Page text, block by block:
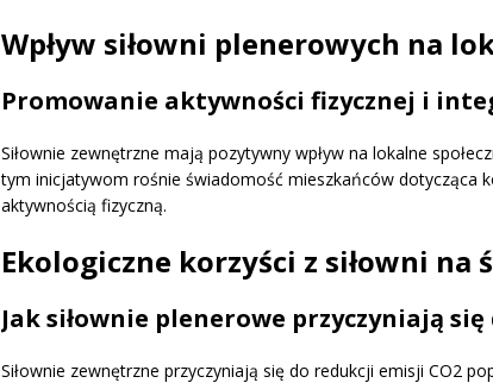
Wpływ siłowni plenerowych na
Promowanie aktywności fizycznej i
Siłownie zewnętrzne mają pozytywny wpływ na lokalne
tym inicjatywom rośnie świadomość mieszkańców dotycząca
aktywnością fizyczną.
Ekologiczne korzyści z siłowni
Jak siłownie plenerowe przyczyniają
Siłownie zewnętrzne przyczyniają się do redukcji emisji CO2